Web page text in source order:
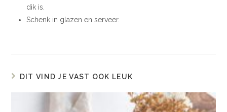
dik is.
Schenk in glazen en serveer.
DIT VIND JE VAST OOK LEUK